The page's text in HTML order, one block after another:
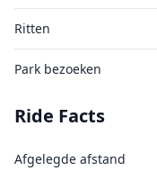
Ritten
Park bezoeken
Ride Facts
Afgelegde afstand